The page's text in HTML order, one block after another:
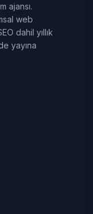
ajansı.
web
dahil yıllık
yayına